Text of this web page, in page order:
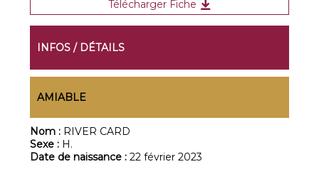
Télécharger Fiche
INFOS / DÉTAILS
AMIABLE
Nom : RIVER CARD
Sexe : H.
Date de naissance :22 février 2023